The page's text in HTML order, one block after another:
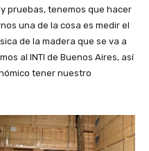
pruebas, tenemos que hacer
una de la cosa es medir el
de la madera que se va a
al INTI de Buenos Aires, así
tener nuestro